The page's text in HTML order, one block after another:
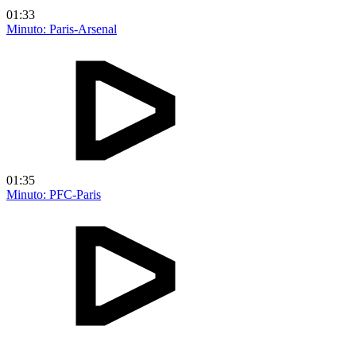
01:33
Minuto: Paris-Arsenal
01:35
Minuto: PFC-Paris